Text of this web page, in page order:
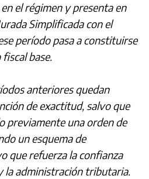
el régimen y presenta en
Simplificada con el
período pasa a constituirse
base.
anteriores quedan
de exactitud, salvo que
previamente una orden de
un esquema de
que refuerza la confianza
la administración tributaria.